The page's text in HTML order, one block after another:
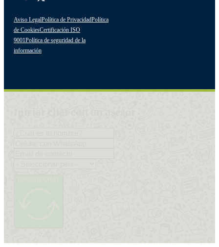
Aviso LegalPolítica de PrivacidadPolítica
de CookiesCertificación ISO
9001Política de seguridad de la
información